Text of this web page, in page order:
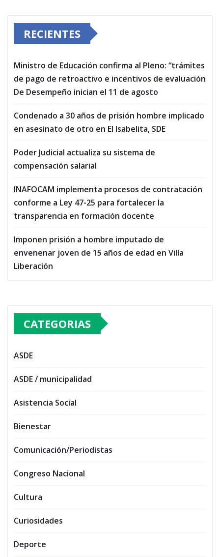
RECIENTES
Ministro de Educación confirma al Pleno: “trámites
de pago de retroactivo e incentivos de evaluación
De Desempeño inician el 11 de agosto
Condenado a 30 años de prisión hombre implicado
en asesinato de otro en El Isabelita, SDE
Poder Judicial actualiza su sistema de
compensación salarial
INAFOCAM implementa procesos de contratación
conforme a Ley 47-25 para fortalecer la
transparencia en formación docente
Imponen prisión a hombre imputado de
envenenar joven de 15 años de edad en Villa
Liberación
CATEGORIAS
ASDE
ASDE / municipalidad
Asistencia Social
Bienestar
Comunicación/Periodistas
Congreso Nacional
Cultura
Curiosidades
Deporte